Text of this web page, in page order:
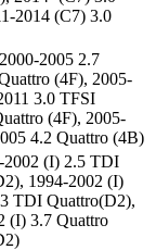
2014 (C7) 3.0
2000-2005 2.7
(4F), 2005-
3.0 TFSI
(4F), 2005-
4.2 Quattro (4B)
2002 (I) 2.5 TDI
, 1994-2002 (I)
TDI Quattro(D2),
(I) 3.7 Quattro